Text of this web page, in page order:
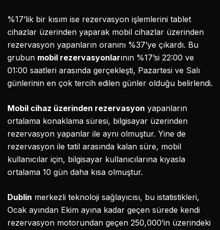
%17’lik bir kısım ise rezervasyon işlemlerini tablet
cihazlar üzerinden yaparak mobil cihazlar üzerinden
rezervasyon yapanların oranını %37’ye çıkardı. Bu
grubun mobil rezervasyonlarının %17’si 22:00 ve
01:00 saatleri arasında gerçekleşti, Pazartesi ve Salı
günlerinin en çok tercih edilen günler olduğu belirlendi.
Mobil cihaz üzerinden rezervasyon yapanların
ortalama konaklama süresi, bilgisayar üzerinden
rezervasyon yapanlar ile aynı olmuştur. Yine de
rezervasyon ile tatil arasında kalan süre, mobil
kullanıcılar için, bilgisayar kullanıcılarına kıyasla
ortalama 10 gün daha kısa olmuştur.
Dublin merkezli teknoloji sağlayıcısı, bu istatistikleri,
Ocak ayından Ekim ayına kadar geçen sürede kendi
rezervasyon motorundan geçen 250,000’in üzerindeki